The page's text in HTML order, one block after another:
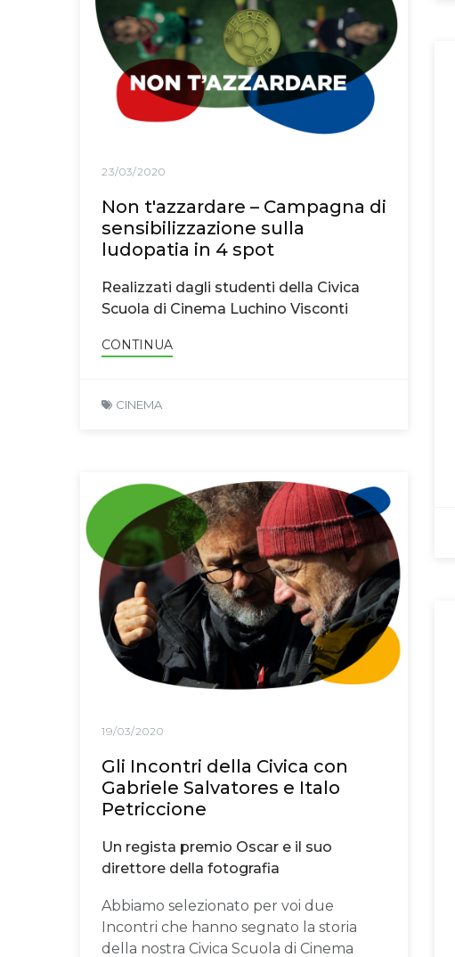
23/03/2020
Non t'azzardare – Campagna di
sensibilizzazione sulla
ludopatia in 4 spot
Realizzati dagli studenti della Civica
Scuola di Cinema Luchino Visconti
CONTINUA
CINEMA
19/03/2020
Gli Incontri della Civica con
Gabriele Salvatores e Italo
Petriccione
Un regista premio Oscar e il suo
direttore della fotografia
Abbiamo selezionato per voi due
Incontri che hanno segnato la storia
della nostra Civica Scuola di Cinema